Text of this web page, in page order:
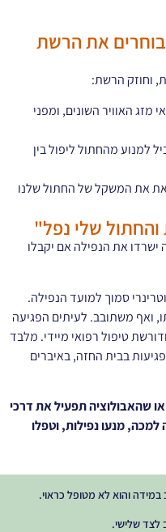
את הרשת
וחוזק הרשת:
האוויר השונים, ומפני
למנוע מהחתול ליפול בין
את המשקל של החתול שלנו
שלי נפל"
ישרדו את הנפילה אם יקבלו
סמוך למועד הנפילה.
ואף משתובב. לעיתים הפגיעה
טיפול רפואי מיידי. מלבד
בבית החזה, באיברים
שהאבולוציה תפעיל את דרכי
מנעו נפילות, וטפלו
והוא לא מטופל כראוי.
לצד שלישי.